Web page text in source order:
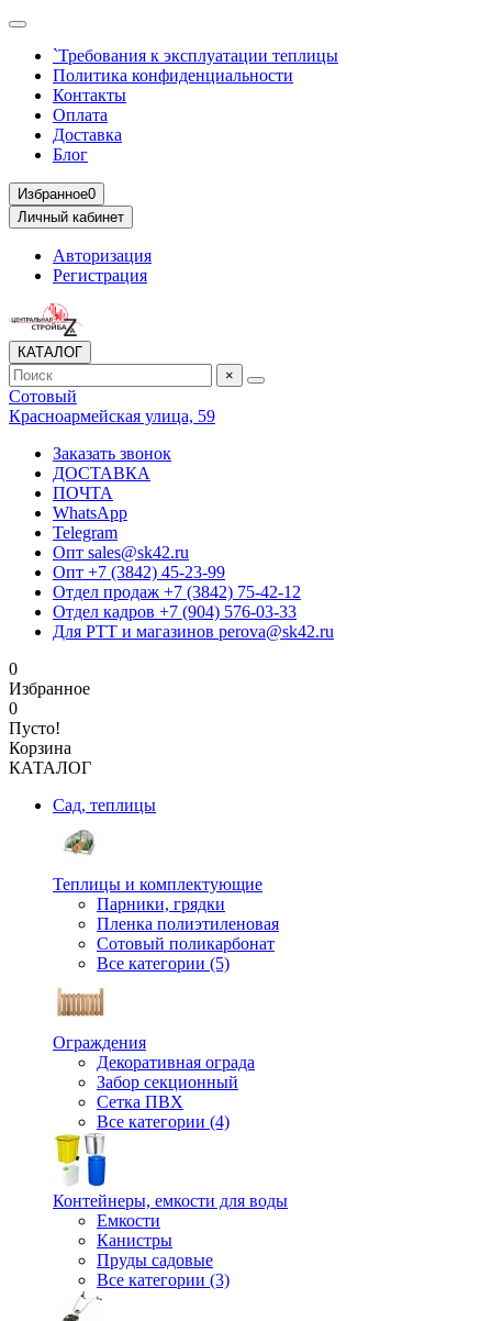
`Требования к эксплуатации теплицы
Политика конфиденциальности
Контакты
Оплата
Доставка
Блог
Избранное0
Личный кабинет
Авторизация
Регистрация
КАТАЛОГ
×
Сотовый
Красноармейская улица, 59
Заказать звонок
ДОСТАВКА
ПОЧТА
WhatsApp
Telegram
Опт sales@sk42.ru
Опт +7 (3842) 45-23-99
Отдел продаж +7 (3842) 75-42-12
Отдел кадров +7 (904) 576-03-33
Для РТТ и магазинов perova@sk42.ru
0
Избранное
0
Пусто!
Корзина
КАТАЛОГ
Сад, теплицы
Теплицы и комплектующие
Парники, грядки
Пленка полиэтиленовая
Сотовый поликарбонат
Все категории (5)
Ограждения
Декоративная ограда
Забор секционный
Сетка ПВХ
Все категории (4)
Контейнеры, емкости для воды
Емкости
Канистры
Пруды садовые
Все категории (3)